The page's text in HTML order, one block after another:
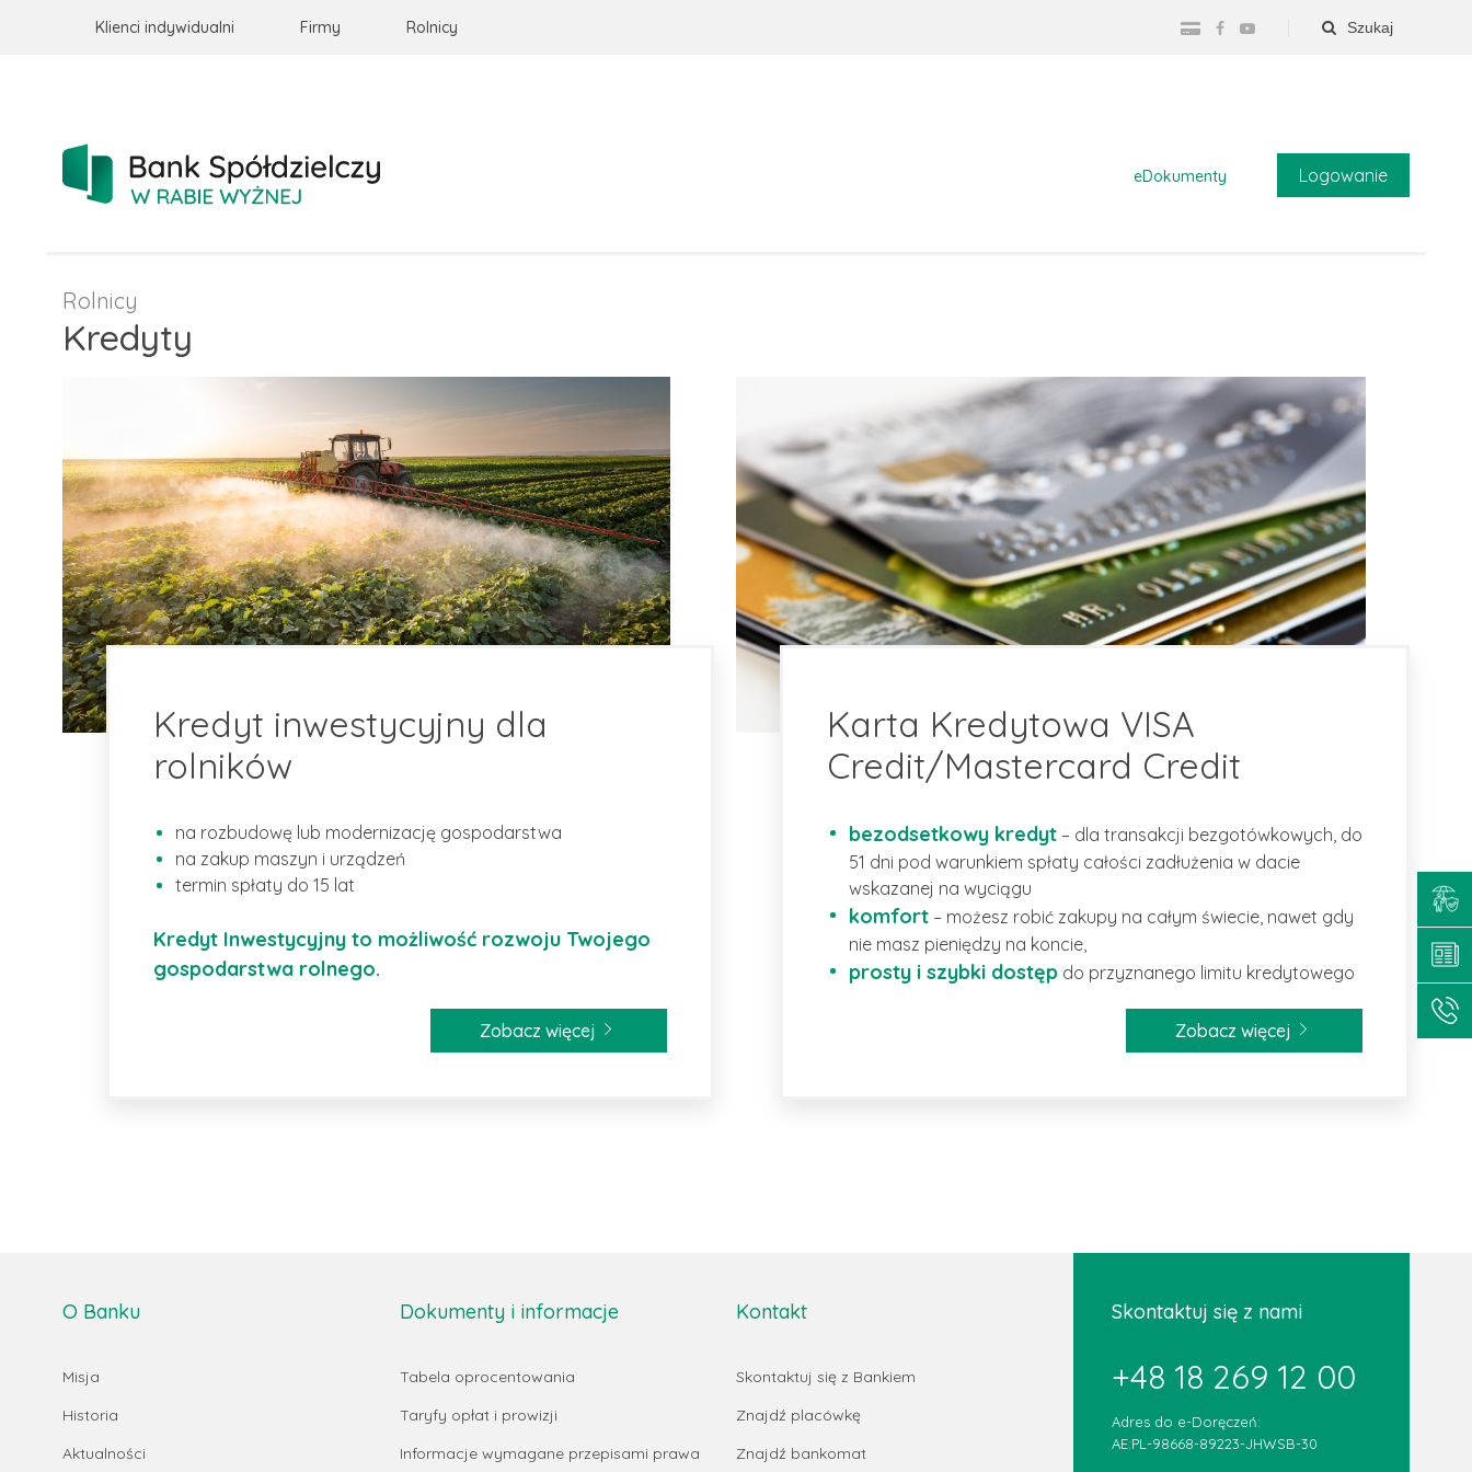
eDokumenty Logowanie
Klienci indywidualni Firmy Rolnicy Szukaj
Rolnicy
Kredyty
Kredyt inwestycyjny dla
rolników
na rozbudowę lub modernizację gospodarstwa
na zakup maszyn i urządzeń
termin spłaty do 15 lat
Kredyt Inwestycyjny to możliwość rozwoju Twojego
gospodarstwa rolnego.
Zobacz więcej
Karta Kredytowa VISA
Credit/Mastercard Credit
bezodsetkowy kredyt – dla transakcji bezgotówkowych, do
51 dni pod warunkiem spłaty całości zadłużenia w dacie
wskazanej na wyciągu
komfort – możesz robić zakupy na całym świecie, nawet gdy
nie masz pieniędzy na koncie,
prosty i szybki dostęp do przyznanego limitu kredytowego
Zobacz więcej
O Banku
Misja
Historia
Aktualności
Dokumenty i informacje
Tabela oprocentowania
Taryfy opłat i prowizji
Informacje wymagane przepisami prawa
Kontakt
Skontaktuj się z Bankiem
Znajdź placówkę
Znajdź bankomat
Skontaktuj się z nami
+48 18 269 12 00
Adres do e-Doręczeń:
AE:PL-98668-89223-JHWSB-30